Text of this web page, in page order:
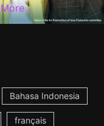
More
Bahasa Indonesia
français